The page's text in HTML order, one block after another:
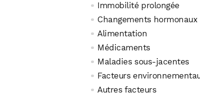
Immobilité prolongée
Changements hormonaux
Alimentation
Médicaments
Maladies sous-jacentes
Facteurs
Autres facteurs